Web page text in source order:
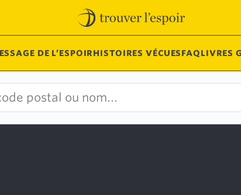
DE L’ESPOIRHISTOIRES VÉCUESFAQLIVRES